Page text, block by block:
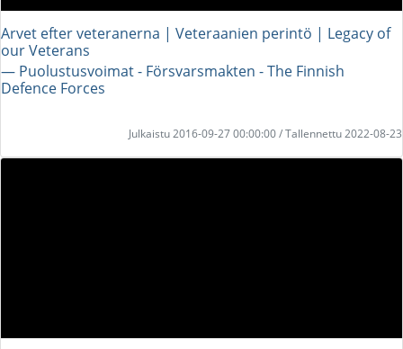
Arvet efter veteranerna | Veteraanien perintö | Legacy of
our Veterans
― Puolustusvoimat - Försvarsmakten - The Finnish
Defence Forces
Julkaistu 2016-09-27 00:00:00 / Tallennettu 2022-08-23